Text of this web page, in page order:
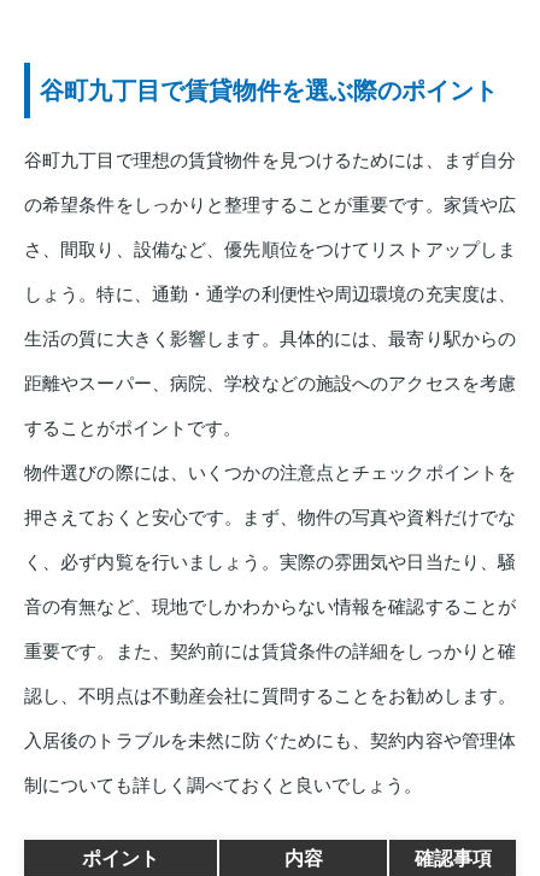
谷町九丁目で賃貸物件を選ぶ際のポイント
谷町九丁目で理想の賃貸物件を見つけるためには、まず自分
の希望条件をしっかりと整理することが重要です。家賃や広
さ、間取り、設備など、優先順位をつけてリストアップしま
しょう。特に、通勤・通学の利便性や周辺環境の充実度は、
生活の質に大きく影響します。具体的には、最寄り駅からの
距離やスーパー、病院、学校などの施設へのアクセスを考慮
することがポイントです。
物件選びの際には、いくつかの注意点とチェックポイントを
押さえておくと安心です。まず、物件の写真や資料だけでな
く、必ず内覧を行いましょう。実際の雰囲気や日当たり、騒
音の有無など、現地でしかわからない情報を確認することが
重要です。また、契約前には賃貸条件の詳細をしっかりと確
認し、不明点は不動産会社に質問することをお勧めします。
入居後のトラブルを未然に防ぐためにも、契約内容や管理体
制についても詳しく調べておくと良いでしょう。
ポイント 内容 確認事項